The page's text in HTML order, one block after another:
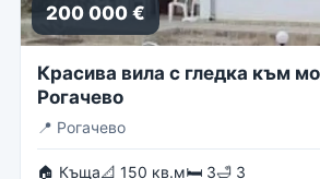
200 000 €
Красива вила с гледка към
Рогачево
📍 Рогачево
🏠 Къща📐 150 кв.м🛏 3🛁 3